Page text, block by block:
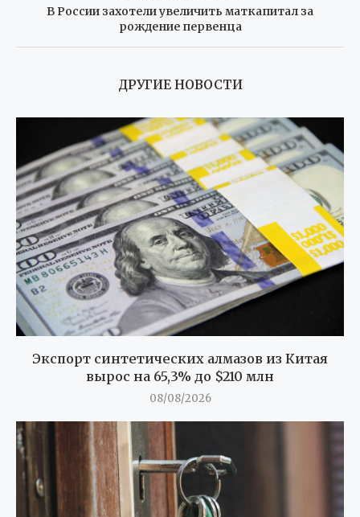
В России захотели увеличить маткапитал за
рождение первенца
ДРУГИЕ НОВОСТИ
Экспорт синтетических алмазов из Китая
вырос на 65,3% до $210 млн
08/08/2026